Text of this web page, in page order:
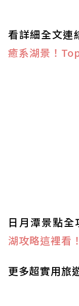
看詳細全文連
癒系湖景！
日月潭景點全
湖攻略這裡看！
更多超實用旅